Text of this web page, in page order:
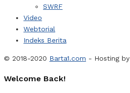
SWRF
Video
Webtorial
Indeks Berita
© 2018-2020 Barta1.com - Hosting by
Welcome Back!